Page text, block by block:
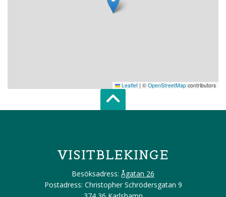
Leaflet | © OpenStreetMap contributors
Scroll top of
VISITBLEKINGE
Besöksadress: Ågatan 26
Postadress: Christopher Schrödersgatan 9